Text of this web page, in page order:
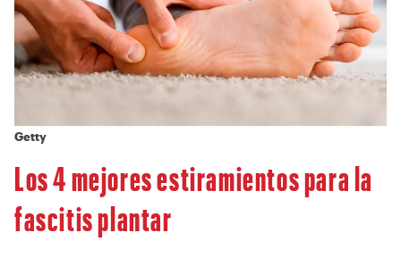
Getty
Los 4 mejores estiramientos para la
fascitis plantar